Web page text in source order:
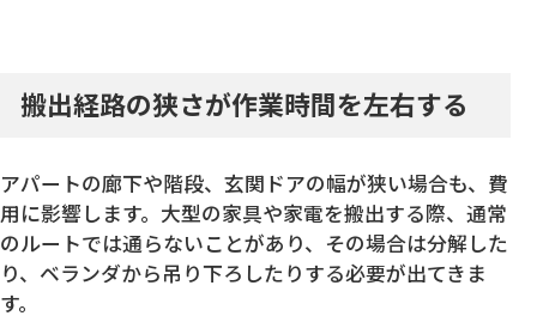
搬出経路の狭さが作業時間を左右する
アパートの廊下や階段、玄関ドアの幅が狭い場合も、費
用に影響します。大型の家具や家電を搬出する際、通常
のルートでは通らないことがあり、その場合は分解した
り、ベランダから吊り下ろしたりする必要が出てきま
す。